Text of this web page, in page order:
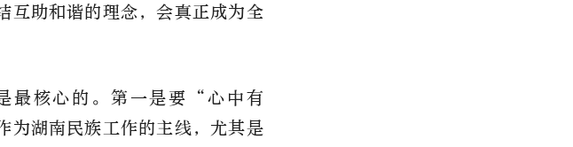
互助和谐的理念，会真正成为全
最核心的。第一是要 “心中有
为湖南民族工作的主线，尤其是